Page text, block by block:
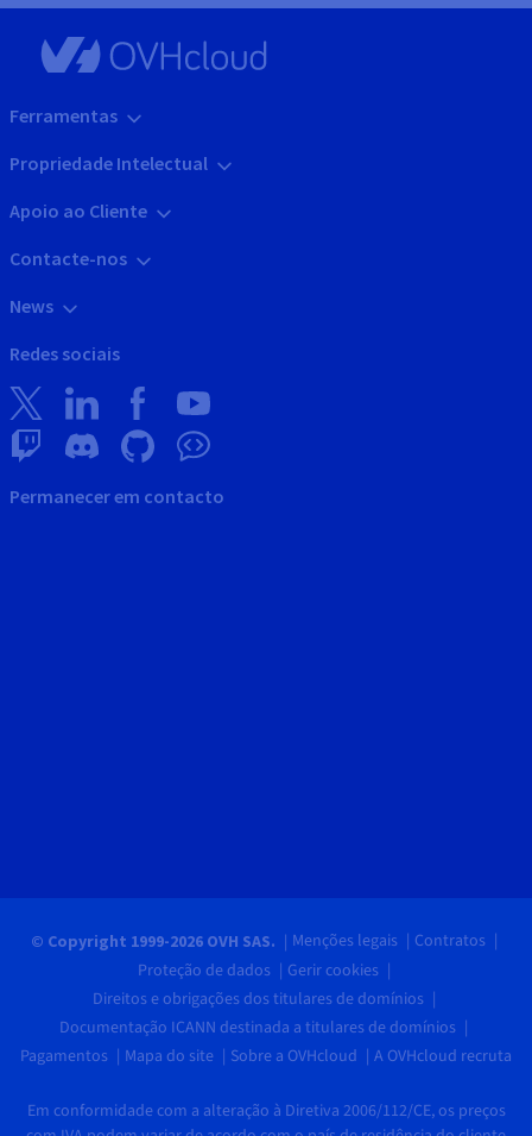
Ferramentas
Propriedade Intelectual
Apoio ao Cliente
Contacte-nos
News
Redes sociais
Permanecer em contacto
© Copyright 1999-2026 OVH SAS. Menções legais
Contratos
Proteção de dados
Gerir cookies
Direitos e obrigações dos titulares de domínios
Documentação ICANN destinada a titulares de domínios
Pagamentos
Mapa do site Sobre a OVHcloud A OVHcloud recruta
Em conformidade com a alteração à Diretiva 2006/112/CE, os preços